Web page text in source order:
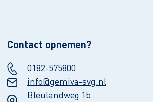
Contact opnemen?
0182-575800
info@gemiva-svg.nl
Bleulandweg 1b